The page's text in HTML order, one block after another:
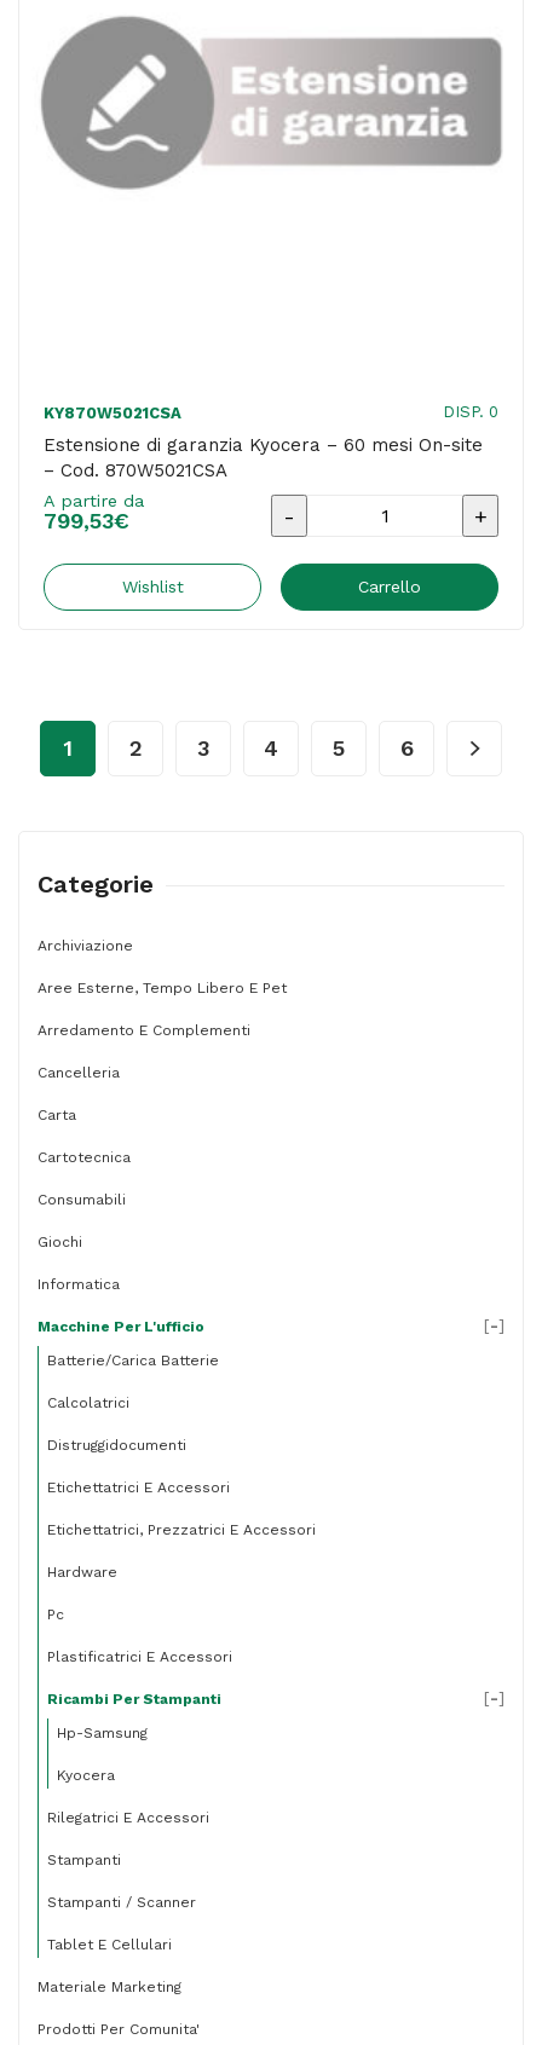
-
Cod.
874KCSBS60A
quantità
KY870W5021CSA DISP. 0
Estensione di garanzia Kyocera – 60 mesi On-site
– Cod. 870W5021CSA
A partire da
799,53€
Estensione
garanzia
Wishlist Carrello
1 2 3 4 5 6
Categorie
Archiviazione
Aree Esterne, Tempo Libero E Pet
Arredamento E Complementi
Cancelleria
Carta
Cartotecnica
Consumabili
Giochi
Informatica
Macchine Per L'ufficio
Batterie/carica Batterie
Calcolatrici
Distruggidocumenti
Etichettatrici E Accessori
Etichettatrici, Prezzatrici E Accessori
Hardware
Pc
Plastificatrici E Accessori
Ricambi Per Stampanti
Hp-Samsung
Kyocera
[-]
Rilegatrici E Accessori
Stampanti
Stampanti / Scanner
Tablet E Cellulari
[-]
Materiale Marketing
Prodotti Per Comunita'